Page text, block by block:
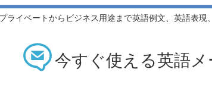
プライベートからビジネス用途まで英語例文、英語表現
今すぐ使える英語